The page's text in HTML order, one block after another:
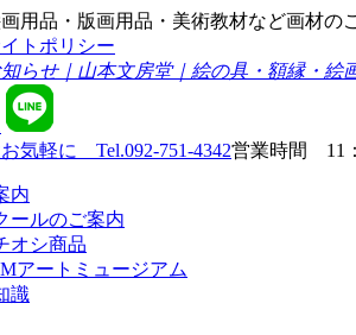
用品・版画用品・美術教材など画材の
トポリシー
らせ｜山本文房堂｜絵の具・額縁・
営業時間 11